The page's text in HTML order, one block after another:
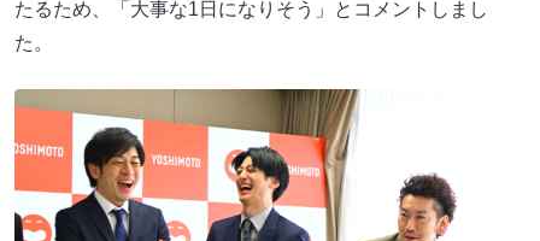
たるため、「大事な1日になりそう」とコメントしまし
た。